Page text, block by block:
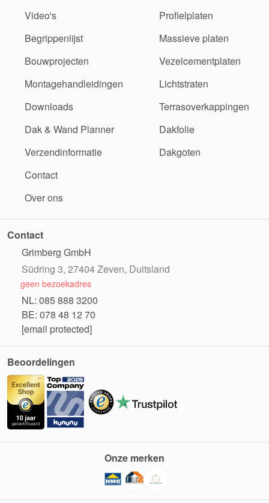
Video's
Begrippenlijst
Bouwprojecten
Montagehandleidingen
Downloads
Dak & Wand Planner
Verzendinformatie
Contact
Over ons
Profielplaten
Massieve platen
Vezelcementplaten
Lichtstraten
Terrasoverkappingen
Dakfolie
Dakgoten
Contact
Grimberg GmbH
Südring 3, 27404 Zeven, Duitsland
geen bezoekadres
NL: 085 888 3200
BE: 078 48 12 70
[email protected]
Beoordelingen
Onze merken